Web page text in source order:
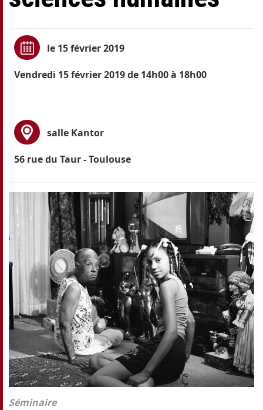
le 15 février 2019
Vendredi 15 février 2019 de 14h00 à 18h00
salle Kantor
56 rue du Taur - Toulouse
Séminaire